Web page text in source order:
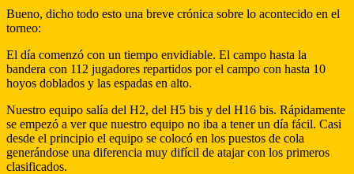
Bueno, dicho todo esto una breve crónica sobre lo acontecido en el
torneo:
El día comenzó con un tiempo envidiable. El campo hasta la
bandera con 112 jugadores repartidos por el campo con hasta 10
hoyos doblados y las espadas en alto.
Nuestro equipo salía del H2, del H5 bis y del H16 bis. Rápidamente
se empezó a ver que nuestro equipo no iba a tener un día fácil. Casi
desde el principio el equipo se colocó en los puestos de cola
generándose una diferencia muy difícil de atajar con los primeros
clasificados.